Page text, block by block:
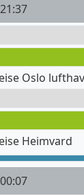
21:37
Oslo
Heimvard
00:07